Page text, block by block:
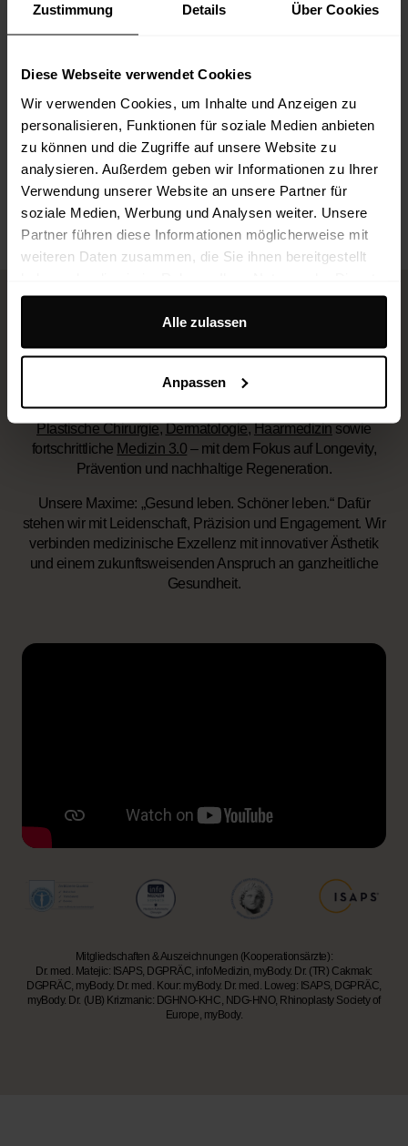
Zustimmung Details Über Cookies
Diese Webseite verwendet Cookies
Wir verwenden Cookies, um Inhalte und Anzeigen zu
personalisieren, Funktionen für soziale Medien anbieten
zu können und die Zugriffe auf unsere Website zu
analysieren. Außerdem geben wir Informationen zu Ihrer
Verwendung unserer Website an unsere Partner für
soziale Medien, Werbung und Analysen weiter. Unsere
Partner führen diese Informationen möglicherweise mit
weiteren Daten zusammen, die Sie ihnen bereitgestellt
gesammelt haben.
Alle zulassen
Anpassen
Mail:s.witt@aegz.de
Telefon:
+49 (0) 6151 2749323
06151 2749323
aegz.- Schönheitsklinik 2.0
Unser umfassendes Gesundheits- und
Behandlungskonzept vereintÄsthetische Medizin,
Plastische Chirurgie,Dermatologie,Haarmedizinsowie
fortschrittliche Medizin 3.0 – mit dem Fokus auf Longevity,
Prävention und nachhaltige Regeneration.
Unsere Maxime: „Gesund leben. Schöner leben.“ Dafür
stehen wir mit Leidenschaft, Präzision und Engagement. Wir
verbinden medizinische Exzellenz mit innovativer Ästhetik
und einem zukunftsweisenden Anspruch an ganzheitliche
Gesundheit.
Mitgliedschaften & Auszeichnungen (Kooperationsärzte):
Dr. med. Matejic: ISAPS, DGPRÄC, infoMedizin, myBody. Dr. (TR) Cakmak:
DGPRÄC, myBody. Dr. med. Kour: myBody. Dr. med. Loweg: ISAPS, DGPRÄC,
myBody. Dr. (UB) Krizmanic: DGHNO-KHC, NDG-HNO, Rhinoplasty Society of
Europe, myBody.